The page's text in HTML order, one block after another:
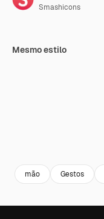
Smashicons
Mesmo estilo
mão Gestos